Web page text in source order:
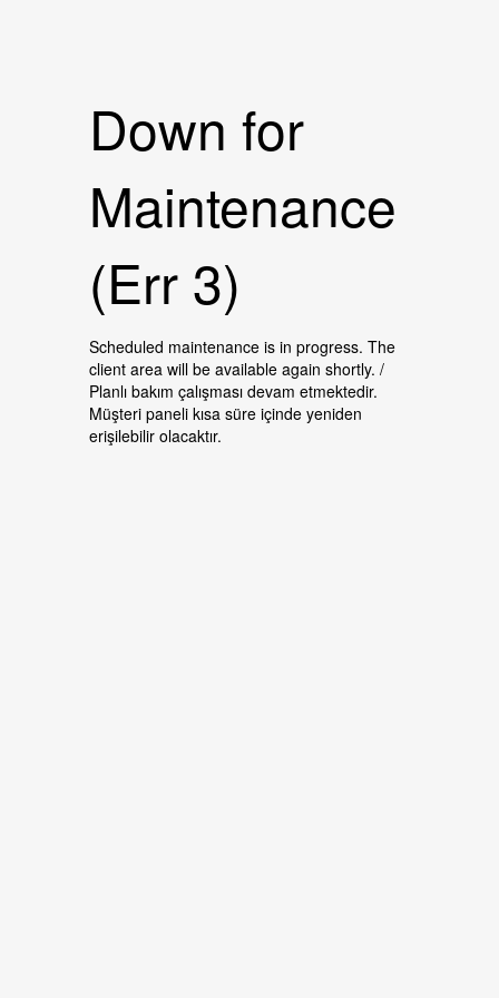
Down for
Maintenance
(Err 3)
Scheduled maintenance is in progress. The
client area will be available again shortly. /
Planlı bakım çalışması devam etmektedir.
Müşteri paneli kısa süre içinde yeniden
erişilebilir olacaktır.